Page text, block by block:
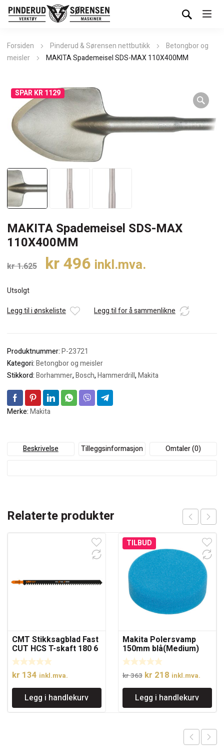
Forsiden Pinderud & Sørensen nettbutikk
Betongbor og
meisler
MAKITA Spademeisel SDS-MAX 110X400MM
SPAR KR 1129
MAKITA Spademeisel SDS-MAX
110X400MM
kr1.625 Opprinnelig
kr 1.625.
kr496Nåværende
kr 496.
inkl.mva.
Utsolgt
Legg til i ønskeliste
Legg til for å sammenlikne
Produktnummer:P-23721
Kategori:Betongbor og meisler
Stikkord:Borhammer,Bosch,Hammerdrill,Makita
Merke:Makita
Beskrivelse Tilleggsinformasjon Omtaler (0)
Relaterte produkter
CMT Stikksagblad Fast
CUT HCS T-skaft 180 6
TPI 3-pk.
kr 134 inkl.mva.
Legg i handlekurv
TILBUD
Makita Polersvamp
150mm blå(Medium)
kr363 Opprinnelig
pris
var:
kr 363.
kr 218Nåværende
pris
er:
kr 218.
inkl.mva.
Legg i handlekurv